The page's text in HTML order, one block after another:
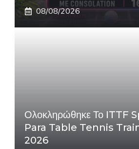
08/08/2026
Ολοκληρώθηκε Το ITTF
Para Table Tennis
2026